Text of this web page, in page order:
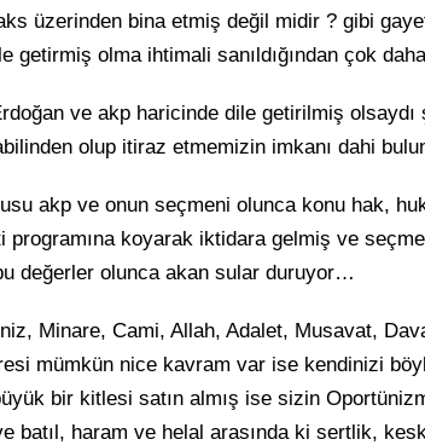
üzerinden bina etmiş değil midir ? gibi
getirmiş olma ihtimali sanıldığından çok
ve akp haricinde dile getirilmiş olsaydı
olup itiraz etmemizin imkanı dahi
akp ve onun seçmeni olunca konu hak,
programına koyarak iktidara gelmiş ve
bu değerler olunca akan sular duruyor…
Minare, Cami, Allah, Adalet, Musavat,
mümkün nice kavram var ise kendinizi
bir kitlesi satın almış ise sizin
batıl, haram ve helal arasında ki sertlik,